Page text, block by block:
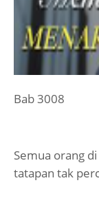
Bab 3008
Semua orang
tatapan tak